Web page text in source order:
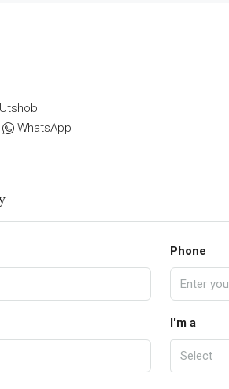
WhatsApp
Phone
I'm a
Select